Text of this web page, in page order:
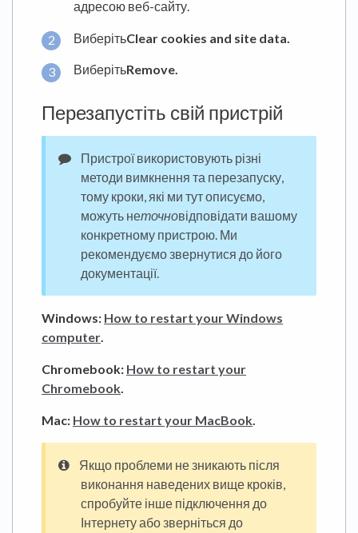
адресою веб-сайту.
ВиберітьClear cookies and site data.
ВиберітьRemove.
Перезапустіть свій пристрій
Пристрої використовують різні
методи вимкнення та перезапуску,
тому кроки, які ми тут описуємо,
можуть неточновідповідати вашому
конкретному пристрою. Ми
рекомендуємо звернутися до його
документації.
Windows: How to restart your Windows
computer.
Chromebook: How to restart your
Chromebook.
Mac: How to restart your MacBook.
Якщо проблеми не зникають після
виконання наведених вище кроків,
спробуйте інше підключення до
Інтернету або зверніться до